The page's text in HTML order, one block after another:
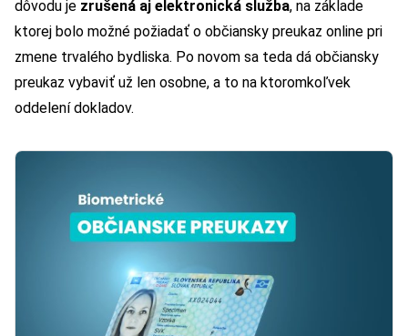
dôvodu je zrušená aj elektronická služba, na základe
ktorej bolo možné požiadať o občiansky preukaz online pri
zmene trvalého bydliska. Po novom sa teda dá občiansky
preukaz vybaviť už len osobne, a to na ktoromkoľvek
oddelení dokladov.